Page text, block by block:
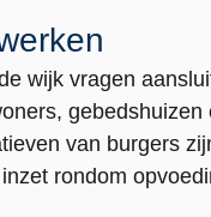
wijk vragen
van burgers
rondom